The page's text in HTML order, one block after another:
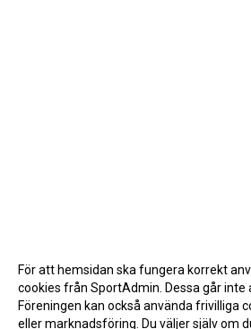
För att hemsidan ska fungera korrekt
cookies från SportAdmin. Dessa går inte
Föreningen kan också använda frivilliga
eller marknadsföring. Du väljer själv om